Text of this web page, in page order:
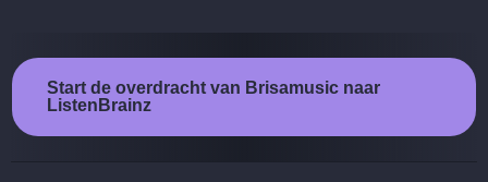
Start de overdracht van Brisamusic naar
ListenBrainz